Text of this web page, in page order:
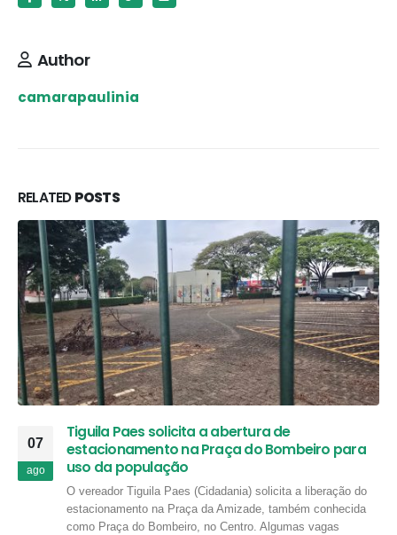
Author
camarapaulinia
RELATEDPOSTS
07
ago
Tiguila Paes solicita a abertura de
estacionamento na Praça do Bombeiro para
uso da população
O vereador Tiguila Paes (Cidadania) solicita a liberação do
estacionamento na Praça da Amizade, também conhecida
como Praça do Bombeiro, no Centro. Algumas vagas